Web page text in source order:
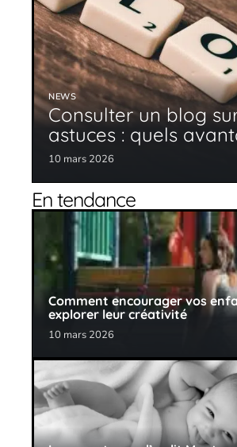
NEWS
Consulter un blog
astuces : quels
10 mars 2026
En tendance
Comment encourager vos
explorer leur créativité
10 mars 2026